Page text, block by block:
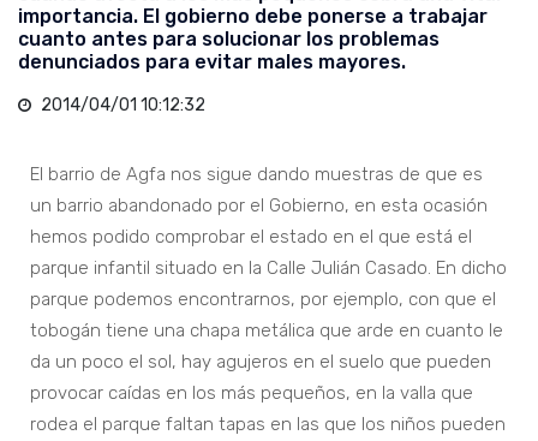
importancia. El gobierno debe ponerse a trabajar
cuanto antes para solucionar los problemas
denunciados para evitar males mayores.
2014/04/01 10:12:32
El barrio de Agfa nos sigue dando muestras de que es
un barrio abandonado por el Gobierno, en esta ocasión
hemos podido comprobar el estado en el que está el
parque infantil situado en la Calle Julián Casado. En dicho
parque podemos encontrarnos, por ejemplo, con que el
tobogán tiene una chapa metálica que arde en cuanto le
da un poco el sol, hay agujeros en el suelo que pueden
provocar caídas en los más pequeños, en la valla que
rodea el parque faltan tapas en las que los niños pueden